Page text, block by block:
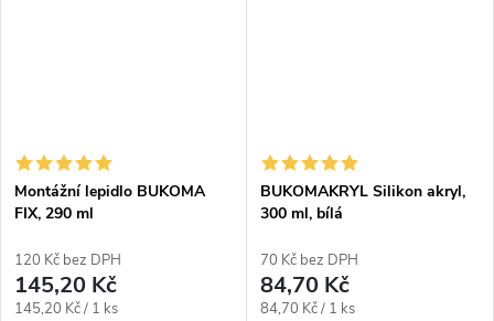
Montážní lepidlo BUKOMA
FIX, 290 ml
120 Kč bez DPH
145,20 Kč
Měrná cena:
145,20 Kč / 1 ks
BUKOMAKRYL Silikon akryl,
300 ml, bílá
70 Kč bez DPH
84,70 Kč
Měrná cena:
84,70 Kč / 1 ks